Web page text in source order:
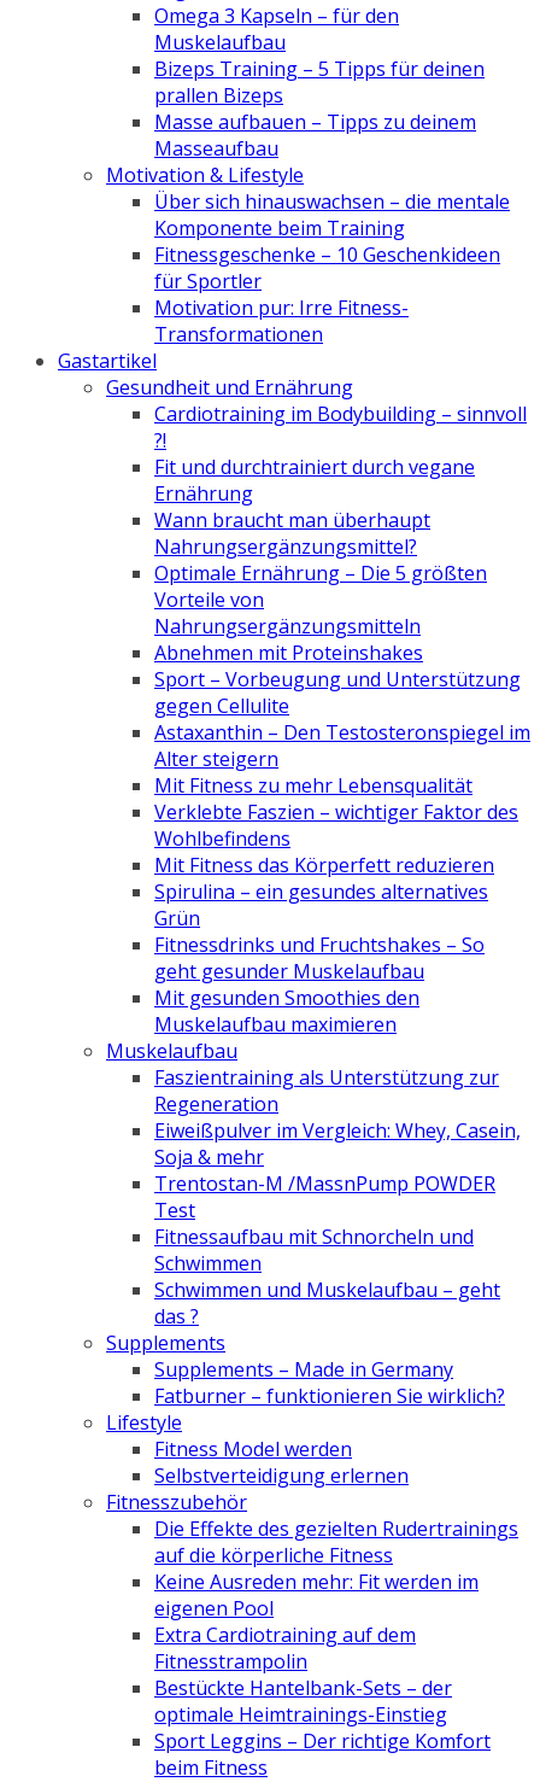
Omega 3 Kapseln – für den
Muskelaufbau
Bizeps Training – 5 Tipps für deinen
prallen Bizeps
Masse aufbauen – Tipps zu deinem
Masseaufbau
Motivation & Lifestyle
Über sich hinauswachsen – die mentale
Komponente beim Training
Fitnessgeschenke – 10 Geschenkideen
für Sportler
Motivation pur: Irre Fitness-
Transformationen
Gastartikel
Gesundheit und Ernährung
Cardiotraining im Bodybuilding – sinnvoll
?!
Fit und durchtrainiert durch vegane
Ernährung
Wann braucht man überhaupt
Nahrungsergänzungsmittel?
Optimale Ernährung – Die 5 größten
Vorteile von
Nahrungsergänzungsmitteln
Abnehmen mit Proteinshakes
Sport – Vorbeugung und Unterstützung
gegen Cellulite
Astaxanthin – Den Testosteronspiegel im
Alter steigern
Mit Fitness zu mehr Lebensqualität
Verklebte Faszien – wichtiger Faktor des
Wohlbefindens
Mit Fitness das Körperfett reduzieren
Spirulina – ein gesundes alternatives
Grün
Fitnessdrinks und Fruchtshakes – So
geht gesunder Muskelaufbau
Mit gesunden Smoothies den
Muskelaufbau maximieren
Muskelaufbau
Faszientraining als Unterstützung zur
Regeneration
Eiweißpulver im Vergleich: Whey, Casein,
Soja & mehr
Trentostan-M /MassnPump POWDER
Test
Fitnessaufbau mit Schnorcheln und
Schwimmen
Schwimmen und Muskelaufbau – geht
das ?
Supplements
Supplements – Made in Germany
Fatburner – funktionieren Sie wirklich?
Lifestyle
Fitness Model werden
Selbstverteidigung erlernen
Fitnesszubehör
Die Effekte des gezielten Rudertrainings
auf die körperliche Fitness
Keine Ausreden mehr: Fit werden im
eigenen Pool
Extra Cardiotraining auf dem
Fitnesstrampolin
Bestückte Hantelbank-Sets – der
optimale Heimtrainings-Einstieg
Sport Leggins – Der richtige Komfort
beim Fitness